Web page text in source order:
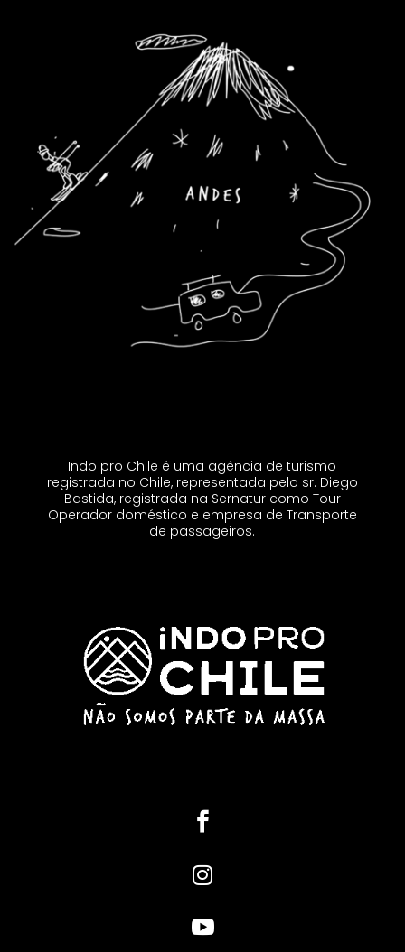
Indo pro Chile é uma agência de turismo
registrada no Chile, representada pelo sr. Diego
Bastida, registrada na Sernatur como Tour
Operador doméstico e empresa de Transporte
de passageiros.


